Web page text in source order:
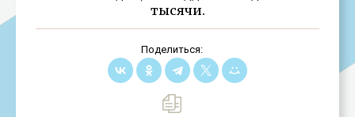
тысячи.
Поделиться: